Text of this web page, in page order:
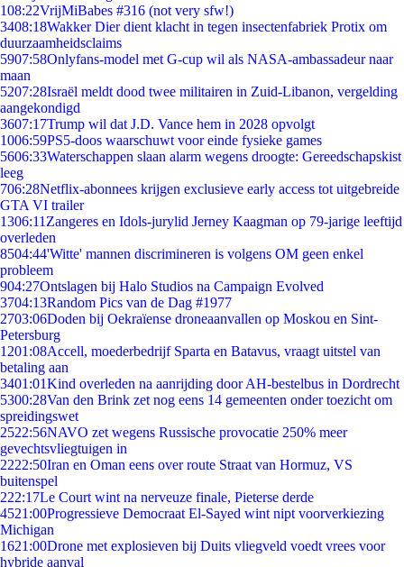
108:22VrijMiBabes #316 (not very sfw!)
3408:18Wakker Dier dient klacht in tegen insectenfabriek Protix om
duurzaamheidsclaims
5907:58Onlyfans-model met G-cup wil als NASA-ambassadeur naar
maan
5207:28Israël meldt dood twee militairen in Zuid-Libanon, vergelding
aangekondigd
3607:17Trump wil dat J.D. Vance hem in 2028 opvolgt
1006:59PS5-doos waarschuwt voor einde fysieke games
5606:33Waterschappen slaan alarm wegens droogte: Gereedschapskist
leeg
706:28Netflix-abonnees krijgen exclusieve early access tot uitgebreide
GTA VI trailer
1306:11 Zangeres en Idols-jurylid Jerney Kaagman op 79-jarige leeftijd
overleden
8504:44'Witte' mannen discrimineren is volgens OM geen enkel
probleem
904:27Ontslagen bij Halo Studios na Campaign Evolved
3704:13Random Pics van de Dag #1977
2703:06Doden bij Oekraïense droneaanvallen op Moskou en Sint-
Petersburg
1201:08Accell, moederbedrijf Sparta en Batavus, vraagt uitstel van
betaling aan
3401:01Kind overleden na aanrijding door AH-bestelbus in Dordrecht
5300:28Van den Brink zet nog eens 14 gemeenten onder toezicht om
spreidingswet
2522:56NAVO zet wegens Russische provocatie 250% meer
gevechtsvliegtuigen in
2222:50Iran en Oman eens over route Straat van Hormuz, VS
buitenspel
222:17Le Court wint na nerveuze finale, Pieterse derde
4521:00Progressieve Democraat El-Sayed wint nipt voorverkiezing
Michigan
1621:00Drone met explosieven bij Duits vliegveld voedt vrees voor
hybride aanval